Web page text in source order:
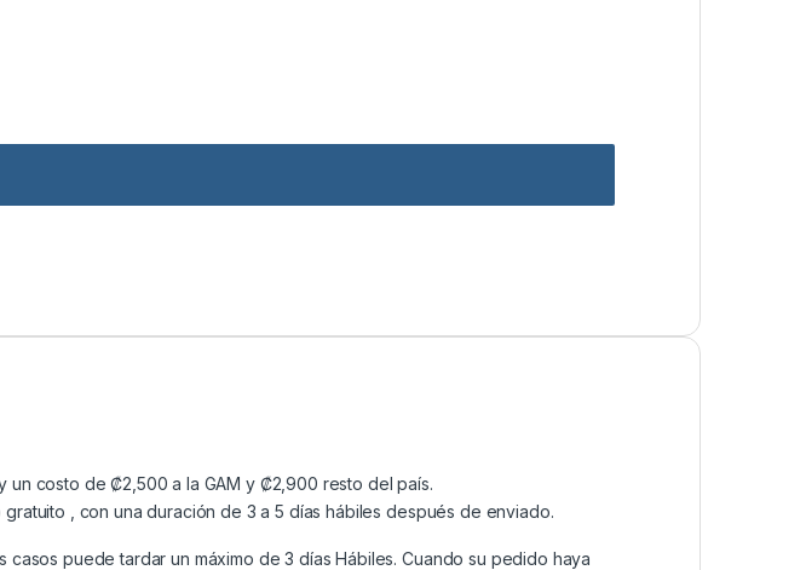
costo de ₡2,500 a la GAM y ₡2,900 resto del país.
, con una duración de 3 a 5 días hábiles después de enviado.
puede tardar un máximo de 3 días Hábiles. Cuando su pedido haya